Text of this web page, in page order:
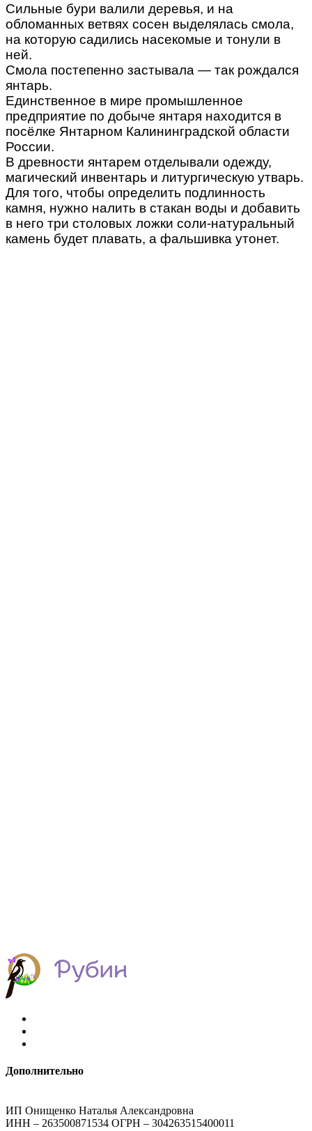
Сильные бури валили деревья, и на
обломанных ветвях сосен выделялась смола,
на которую садились насекомые и тонули в
ней.
Смола постепенно застывала — так рождался
янтарь.
Единственное в мире промышленное
предприятие по добыче янтаря находится в
посёлке Янтарном Калининградской области
России.
В древности янтарем отделывали одежду,
магический инвентарь и литургическую утварь.
Для того, чтобы определить подлинность
камня, нужно налить в стакан воды и добавить
в него три столовых ложки соли-натуральный
камень будет плавать, а фальшивка утонет.
Дополнительно
ИП Онищенко Наталья Александровна
ИНН – 263500871534 ОГРН – 304263515400011